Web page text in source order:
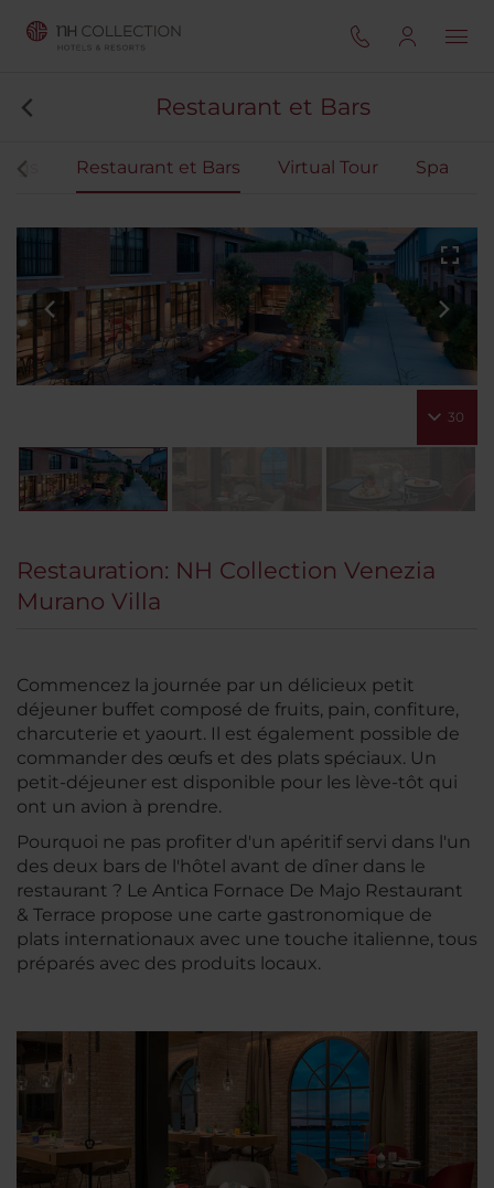
Restaurant et Bars
Restaurant et Bars Virtual Tour Spa
30
Restauration: NH Collection Venezia
Murano Villa
Commencez la journée par un délicieux petit
déjeuner buffet composé de fruits, pain, confiture,
charcuterie et yaourt. Il est également possible de
commander des œufs et des plats spéciaux. Un
petit-déjeuner est disponible pour les lève-tôt qui
ont un avion à prendre.
Pourquoi ne pas profiter d'un apéritif servi dans l'un
des deux bars de l'hôtel avant de dîner dans le
restaurant ? Le Antica Fornace De Majo Restaurant
& Terrace propose une carte gastronomique de
plats internationaux avec une touche italienne, tous
préparés avec des produits locaux.